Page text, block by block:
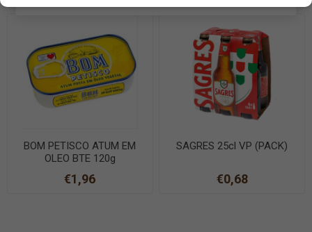
BOM PETISCO ATUM EM
OLEO BTE 120g
€1,96
SAGRES 25cl VP (PACK)
€0,68